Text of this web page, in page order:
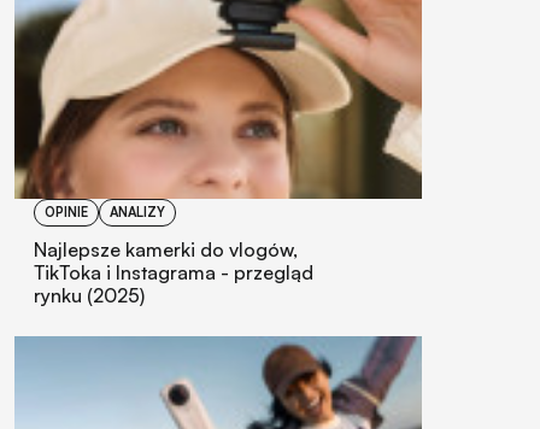
OPINIE ANALIZY
Najlepsze kamerki do vlogów,
TikToka i Instagrama - przegląd
rynku (2025)